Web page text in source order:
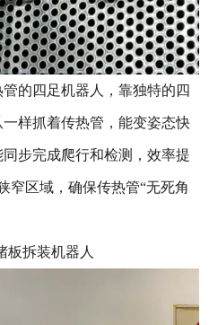
的四足机器人，靠独特的四
样抓着传热管，能变姿态快
步完成爬行和检测，效率提
窄区域，确保传热管“无死角
板拆装机器人